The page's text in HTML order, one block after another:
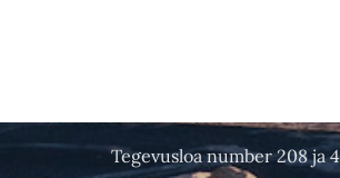
Tegevusloa number 208 ja